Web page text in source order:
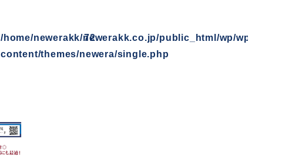
/home/newerakk/newerakk.co.jp/public_html/wp/wp-
content/themes/newera/single.php
72